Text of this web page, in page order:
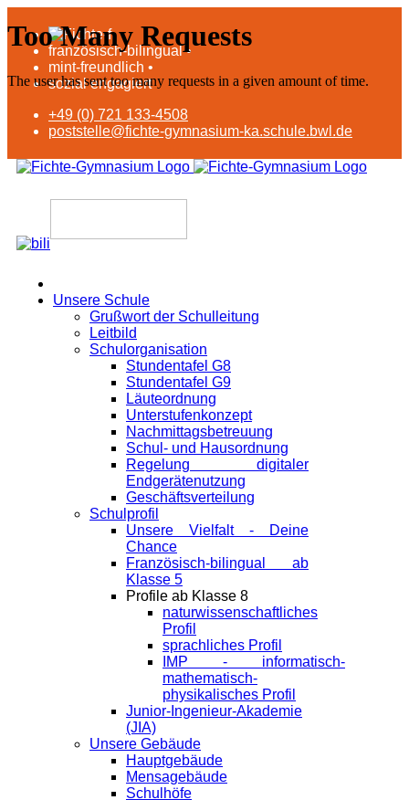
französisch-bilingual •
mint-freundlich •
sozial engagiert
+49 (0) 721 133-4508
poststelle@fichte-gymnasium-ka.schule.bwl.de
Unsere Schule
Grußwort der Schulleitung
Leitbild
Schulorganisation
Stundentafel G8
Stundentafel G9
Läuteordnung
Unterstufenkonzept
Nachmittagsbetreuung
Schul- und Hausordnung
Regelung digitaler
Endgeräte­nutzung
Geschäftsverteilung
Schulprofil
Unsere Vielfalt - Deine
Chance
Französisch-bilingual ab
Klasse 5
Profile ab Klasse 8
naturwissenschaftliches
Profil
sprachliches Profil
IMP - informatisch-
mathematisch-
physikalisches Profil
Junior-Ingenieur-Akademie
(JIA)
Unsere Gebäude
Hauptgebäude
Mensagebäude
Schulhöfe